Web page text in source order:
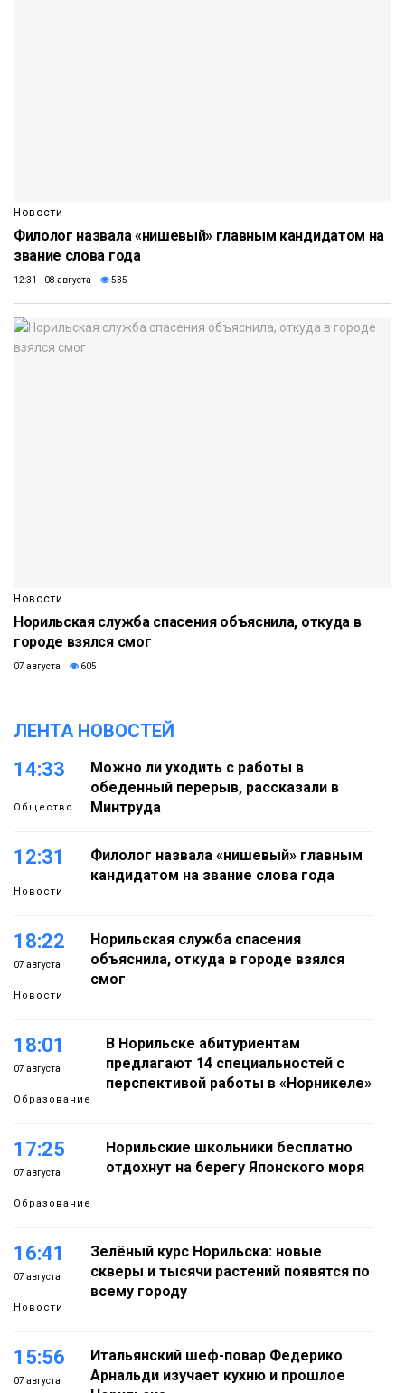
Новости
Филолог назвала «нишевый» главным кандидатом на
звание слова года
12:31 08 августа 535
Новости
Норильская служба спасения объяснила, откуда в
городе взялся смог
07 августа 605
ЛЕНТА НОВОСТЕЙ
14:33
Общество
Можно ли уходить с работы в
обеденный перерыв, рассказали в
Минтруда
12:31
Новости
Филолог назвала «нишевый» главным
кандидатом на звание слова года
18:22
07 августа
Новости
Норильская служба спасения
объяснила, откуда в городе взялся
смог
18:01
07 августа
Образование
В Норильске абитуриентам
предлагают 14 специальностей с
перспективой работы в «Норникеле»
17:25
07 августа
Образование
Норильские школьники бесплатно
отдохнут на берегу Японского моря
16:41
07 августа
Новости
Зелёный курс Норильска: новые
скверы и тысячи растений появятся по
всему городу
15:56
07 августа
Итальянский шеф-повар Федерико
Арнальди изучает кухню и прошлое